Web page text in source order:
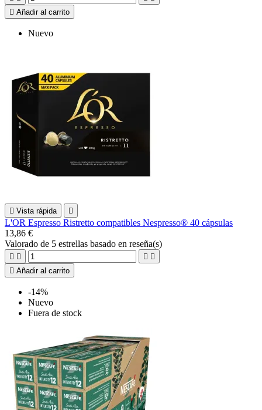
 Añadir al carrito
Nuevo
 Vista rápida 
L'OR Espresso Ristretto compatibles Nespresso® 40 cápsulas
13,86 €
Valorado de 5 estrellas basado en reseña(s)
   
 Añadir al carrito
-14%
Nuevo
Fuera de stock